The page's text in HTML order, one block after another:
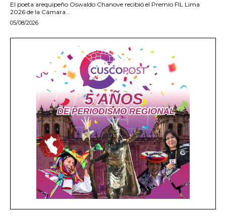
El poeta arequipeño Oswaldo Chanove recibió el Premio FIL Lima
2026 de la Cámara...
05/08/2026